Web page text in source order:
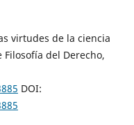
virtudes de la ciencia
del Derecho,
DOI: